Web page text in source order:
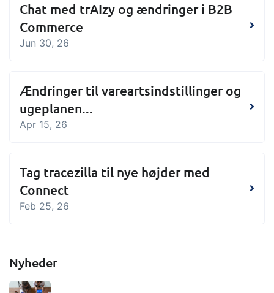
Chat med trAIzy og ændringer i B2B
Commerce
Jun 30, 26
Ændringer til vareartsindstillinger og
ugeplanen...
Apr 15, 26
Tag tracezilla til nye højder med
Connect
Feb 25, 26
Nyheder